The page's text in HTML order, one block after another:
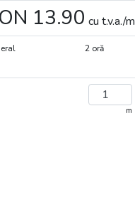
13.90 cu t.v.a./m
2 oră
m